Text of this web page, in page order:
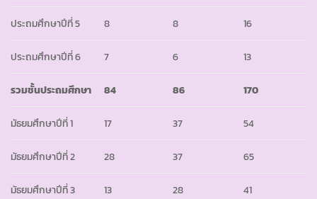
ประถมศึกษาปีที่ 5 8 8 16
ประถมศึกษาปีที่ 6 7 6 13
รวมชั้นประถมศึกษา 84 86 170
มัธยมศึกษาปีที่ 1 17 37 54
มัธยมศึกษาปีที่ 2 28 37 65
มัธยมศึกษาปีที่ 3 13 28 41